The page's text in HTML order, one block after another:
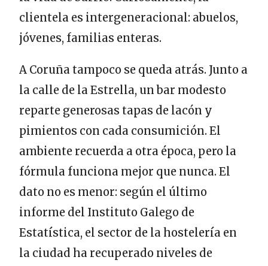
clientela es intergeneracional: abuelos,
jóvenes, familias enteras.
A Coruña tampoco se queda atrás. Junto a
la calle de la Estrella, un bar modesto
reparte generosas tapas de lacón y
pimientos con cada consumición. El
ambiente recuerda a otra época, pero la
fórmula funciona mejor que nunca. El
dato no es menor: según el último
informe del Instituto Galego de
Estatística, el sector de la hostelería en
la ciudad ha recuperado niveles de